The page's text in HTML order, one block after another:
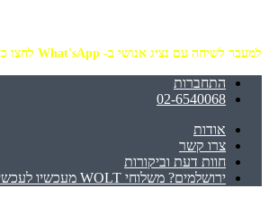
למעבר לשיחה עם נציג אנושי ב- What'sApp לחצו כאן 💬
התחברות
02-6540068
אודות
צרו קשר
חוות דעת וביקורות
ירושלמים? משלוחי WOLT מעכשיו לעכשיו!